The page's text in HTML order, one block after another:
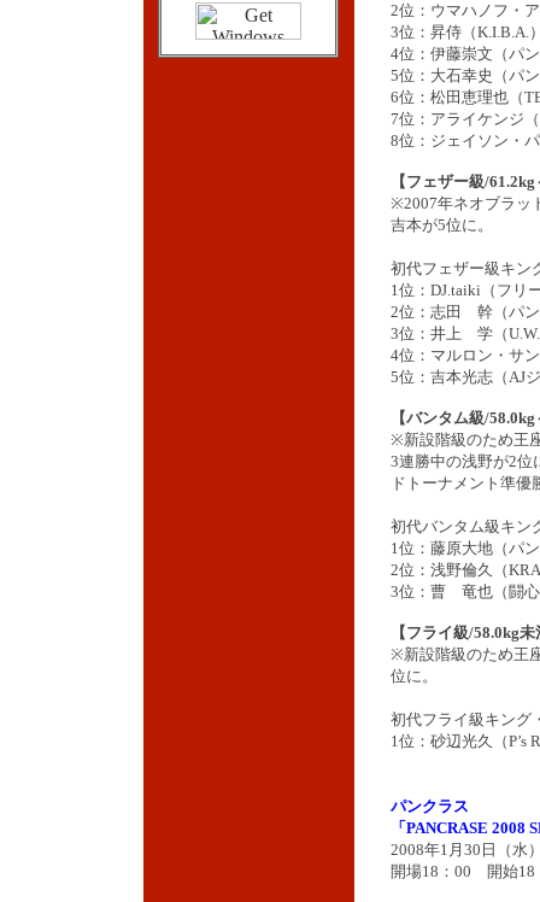
2位：ウマハノフ・
3位：昇侍（K.I.B.A.
4位：伊藤崇文（パ
5位：大石幸史（パ
6位：松田恵理也（
7位：アライケンジ
8位：ジェイソン・
【フェザー級/
※2007年ネオブラッ
吉本が5位に。
初代フェザー級キン
1位：DJ.taiki（フリ
2位：志田 幹（パン
3位：井上 学（
4位：マルロン・サ
5位：吉本光志（AJ
【バンタム級/
※新設階級のため王
3連勝中の浅野が2位
ドトーナメント準優
初代バンタム級キン
1位：藤原大地（パ
2位：浅野倫久（
3位：曹 竜也（闘
【フライ級/58.0kg
※新設階級のため王
位に。
初代フライ級キング
1位：砂辺光久（P’s
パンクラス
「PANCRASE 2008
2008年1月30日（水
開場18：00 開始18